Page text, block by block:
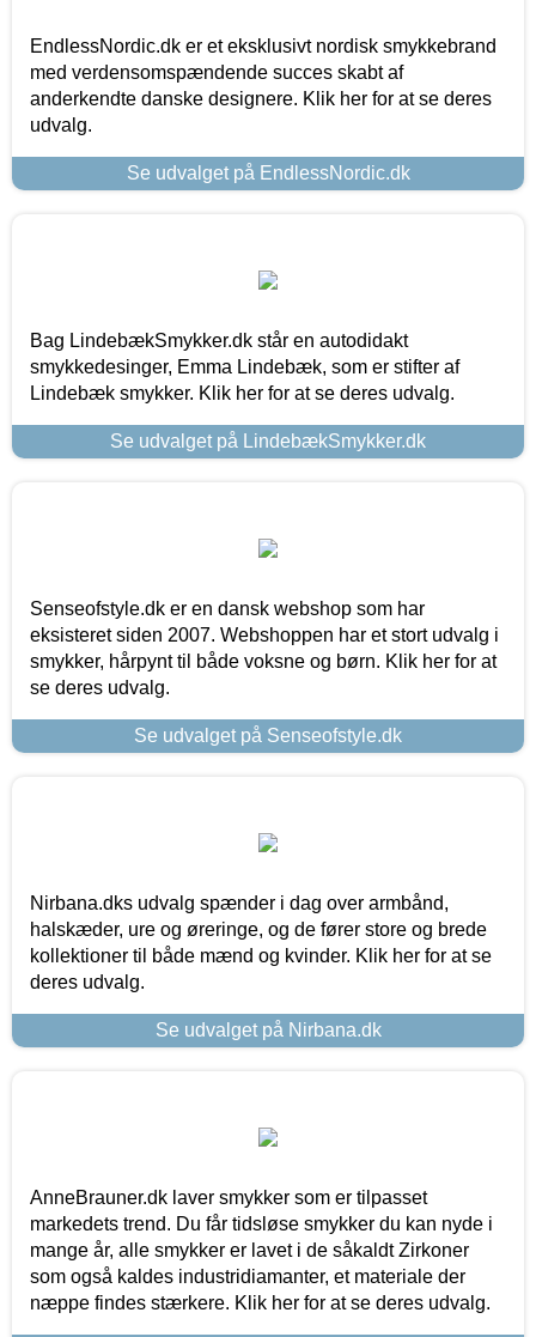
EndlessNordic.dk er et eksklusivt nordisk smykkebrand
med verdensomspændende succes skabt af
anderkendte danske designere. Klik her for at se deres
udvalg.
Se udvalget på EndlessNordic.dk
Bag LindebækSmykker.dk står en autodidakt
smykkedesinger, Emma Lindebæk, som er stifter af
Lindebæk smykker. Klik her for at se deres udvalg.
Se udvalget på LindebækSmykker.dk
Senseofstyle.dk er en dansk webshop som har
eksisteret siden 2007. Webshoppen har et stort udvalg i
smykker, hårpynt til både voksne og børn. Klik her for at
se deres udvalg.
Se udvalget på Senseofstyle.dk
Nirbana.dks udvalg spænder i dag over armbånd,
halskæder, ure og øreringe, og de fører store og brede
kollektioner til både mænd og kvinder. Klik her for at se
deres udvalg.
Se udvalget på Nirbana.dk
AnneBrauner.dk laver smykker som er tilpasset
markedets trend. Du får tidsløse smykker du kan nyde i
mange år, alle smykker er lavet i de såkaldt Zirkoner
som også kaldes industridiamanter, et materiale der
næppe findes stærkere. Klik her for at se deres udvalg.